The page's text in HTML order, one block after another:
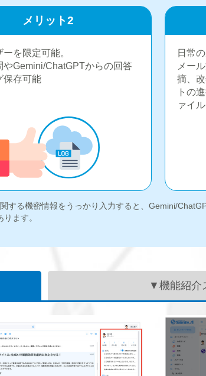
メリット2
を限定可能。
やGemini/ChatGPTからの回答
保存可能
日常
メー
摘、
トの
ァイ
る機密情報をうっかり入力すると、Gemini/
ます。
▼機能紹介